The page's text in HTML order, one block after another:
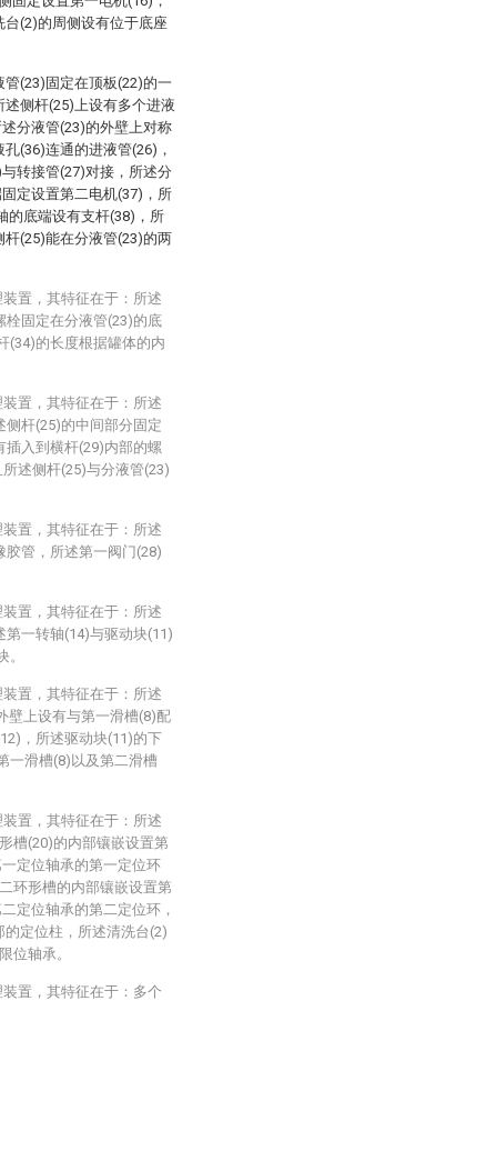
(2)的周侧设有位于底座
(23)固定在顶板(22)的一
侧杆(25)上设有多个进液
分液管(23)的外壁上对称
(36)连通的进液管(26)，
转接管(27)对接，所述分
定设置第二电机(37)，所
的底端设有支杆(38)，所
(25)能在分液管(23)的两
置，其特征在于：所述
栓固定在分液管(23)的底
(34)的长度根据罐体的内
置，其特征在于：所述
杆(25)的中间部分固定
入到横杆(29)内部的螺
述侧杆(25)与分液管(23)
置，其特征在于：所述
管，所述第一阀门(28)
置，其特征在于：所述
一转轴(14)与驱动块(11)
置，其特征在于：所述
壁上设有与第一滑槽(8)配
，所述驱动块(11)的下
一滑槽(8)以及第二滑槽
置，其特征在于：所述
槽(20)的内部镶嵌设置第
定位轴承的第一定位环
环形槽的内部镶嵌设置第
定位轴承的第二定位环，
定位柱，所述清洗台(2)
位轴承。
置，其特征在于：多个